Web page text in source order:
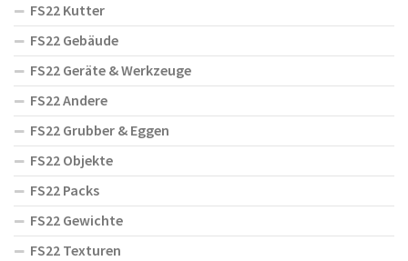
FS22 Kutter
FS22 Gebäude
FS22 Geräte & Werkzeuge
FS22 Andere
FS22 Grubber & Eggen
FS22 Objekte
FS22 Packs
FS22 Gewichte
FS22 Texturen